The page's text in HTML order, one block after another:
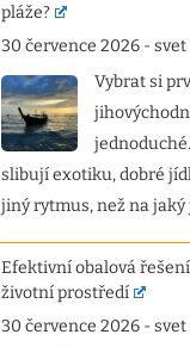
pláže?
30 července 2026 -svet
Vybrat si
slibují exotiku, dobré
jiný rytmus, než na jaký
Efektivní obalová
životní prostředí
30 července 2026 -svet